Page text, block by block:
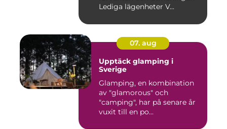
Lediga lägenheter V...
07. aug
Upptäck glamping i
Sverige
Glamping, en kombination
av "glamorous" och
"camping", har på senare år
vuxit till en po...